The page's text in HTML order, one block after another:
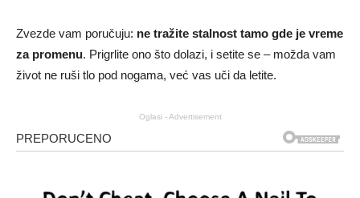
Zvezde vam poručuju: ne tražite stalnost tamo gde je vreme
za promenu. Prigrlite ono što dolazi, i setite se – možda vam
život ne ruši tlo pod nogama, već vas uči da letite.
Oglasi - Advertisement